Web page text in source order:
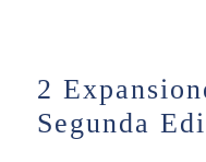
10´TO KILL
De comicstores.es
2
Segunda